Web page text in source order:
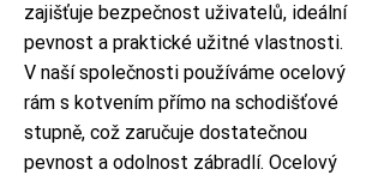
zajišťuje bezpečnost uživatelů, ideální
pevnost a praktické užitné vlastnosti.
V naší společnosti používáme ocelový
rám s kotvením přímo na schodišťové
stupně, což zaručuje dostatečnou
pevnost a odolnost zábradlí. Ocelový